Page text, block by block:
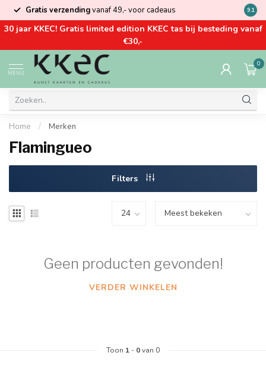
Gratis verzendingvanaf 49,- voor cadeaus Kom
9.1
30 jaar KKEC! Gratis limited edition KKEC tas bij besteding vanaf
€30,-
MENU
0
Home / Merken
Flamingueo
Filters
Geen producten gevonden!
VERDER WINKELEN
Toon 1 - 0van 0